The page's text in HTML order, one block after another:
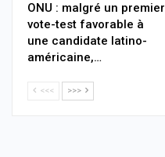
ONU : malgré un premier
vote-test favorable à
une candidate latino-
américaine,…
<<< >>>